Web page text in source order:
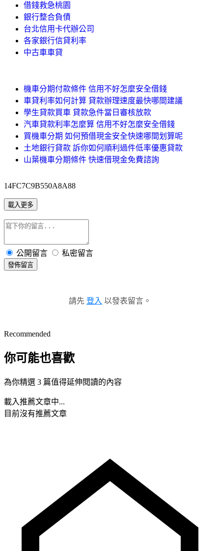
借錢救急桃園
銀行整合負債
台北信用卡代辦公司
各家銀行信貸利率
中古車車貸
機車分期付款條件 信用不好怎麼安全借錢
車貸利率如何計算 貸款辦理速度最快哪間建議
學生貸款買車 貸款急件當日審核放款
汽車貸款利率怎麼算 信用不好怎麼安全借錢
買機車分期 如何預借現金安全快速哪間划算呢
土地銀行貸款 訴你如何順利過件低率優惠貸款
山葉機車分期條件 快速借現金免費諮詢
14FC7C9B550A8A88
載入更多
公開留言 私密留言
發佈留言
請先 登入 以發表留言。
Recommended
你可能也喜歡
為你精選 3 篇值得延伸閱讀的內容
載入推薦文章中...
目前沒有推薦文章